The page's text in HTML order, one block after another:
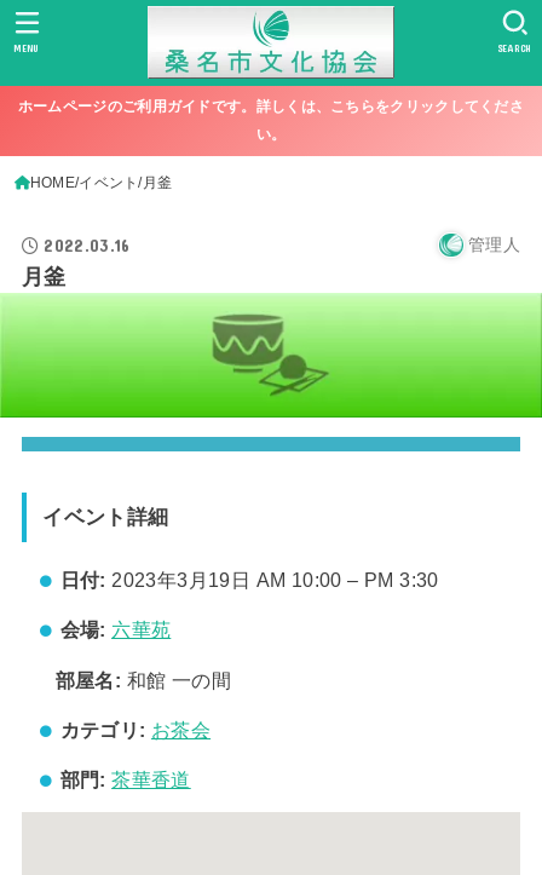
SEARCH
MENU
ホームページのご利用ガイドです。詳しくは、こちらをクリックしてくださ
い。
HOME イベント 月釜
2022.03.16 管理人
月釜
イベント詳細
日付: 2023年3月19日 AM 10:00 – PM 3:30
会場: 六華苑
部屋名: 和館 一の間
カテゴリ: お茶会
部門: 茶華香道